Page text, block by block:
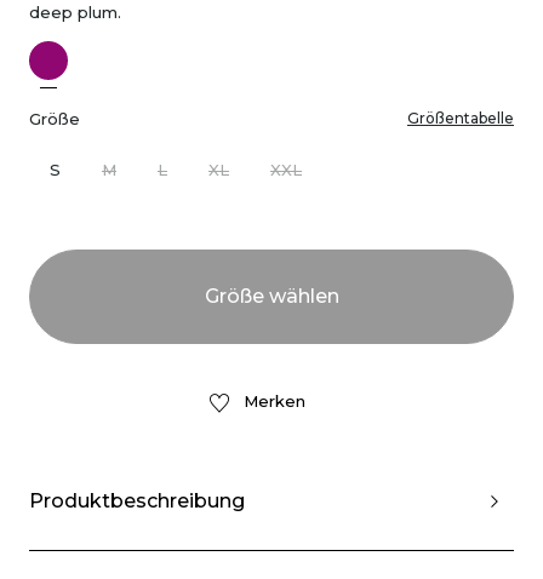
deep plum.
Größe Größentabelle
S M L XL XXL
Merken
Produktbeschreibung